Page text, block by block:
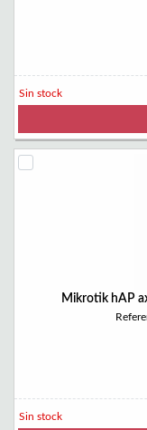
Sin stock
Mikrotik hAP
Sin stock